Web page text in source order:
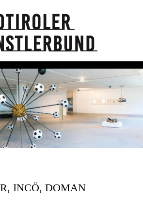
INCÖ, DOMAN